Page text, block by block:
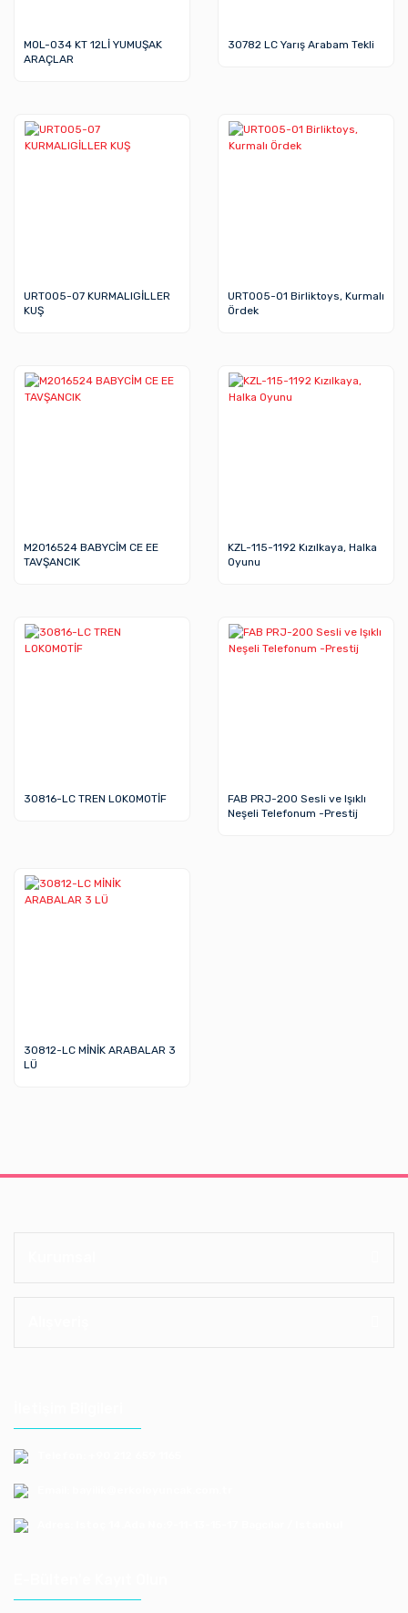
MOL-034 KT 12Lİ YUMUŞAK
ARAÇLAR
30782 LC Yarış Arabam Tekli
URT005-07 KURMALIGİLLER
KUŞ
URT005-01 Birliktoys, Kurmalı
Ördek
M2016524 BABYCİM CE EE
TAVŞANCIK
KZL-115-1192 Kızılkaya, Halka
Oyunu
30816-LC TREN LOKOMOTİF
FAB PRJ-200 Sesli ve Işıklı
Neşeli Telefonum -Prestij
30812-LC MİNİK ARABALAR 3
LÜ